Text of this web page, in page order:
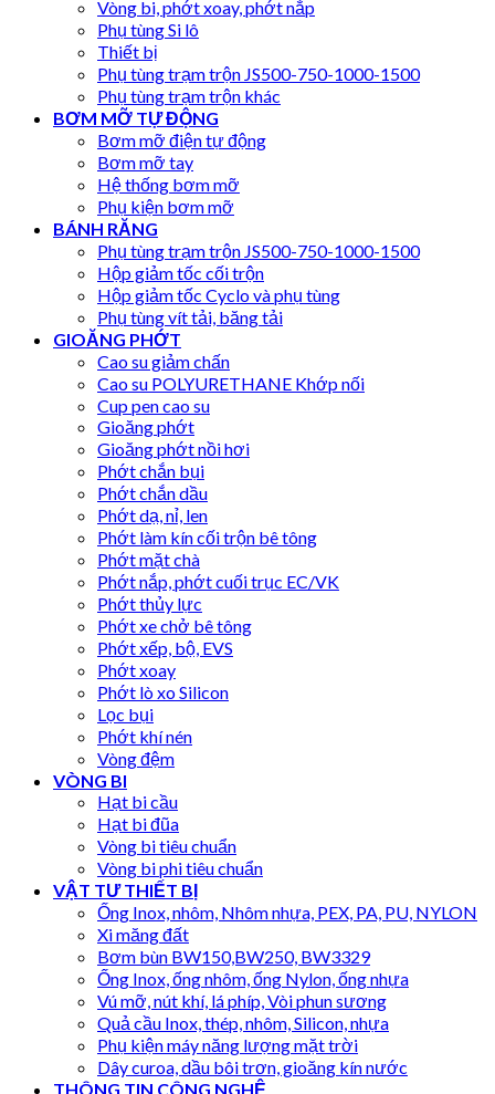
Vòng bi, phớt xoay, phớt nắp
Phụ tùng Si lô
Thiết bị
Phụ tùng trạm trộn JS500-750-1000-1500
Phụ tùng trạm trộn khác
BƠM MỠ TỰ ĐỘNG
Bơm mỡ điện tự động
Bơm mỡ tay
Hệ thống bơm mỡ
Phụ kiện bơm mỡ
BÁNH RĂNG
Phụ tùng trạm trộn JS500-750-1000-1500
Hộp giảm tốc cối trộn
Hộp giảm tốc Cyclo và phụ tùng
Phụ tùng vít tải, băng tải
GIOĂNG PHỚT
Cao su giảm chấn
Cao su POLYURETHANE Khớp nối
Cup pen cao su
Gioăng phớt
Gioăng phớt nồi hơi
Phớt chắn bụi
Phớt chắn dầu
Phớt dạ, nỉ, len
Phớt làm kín cối trộn bê tông
Phớt mặt chà
Phớt nắp, phớt cuối trục EC/VK
Phớt thủy lực
Phớt xe chở bê tông
Phớt xếp, bộ, EVS
Phớt xoay
Phớt lò xo Silicon
Lọc bụi
Phớt khí nén
Vòng đệm
VÒNG BI
Hạt bi cầu
Hạt bi đũa
Vòng bi tiêu chuẩn
Vòng bi phi tiêu chuẩn
VẬT TƯ THIẾT BỊ
Ống Inox, nhôm, Nhôm nhựa, PEX, PA, PU, NYLON
Xi măng đất
Bơm bùn BW150,BW250, BW3329
Ống Inox, ống nhôm, ống Nylon, ống nhựa
Vú mỡ, nút khí, lá phíp, Vòi phun sương
Quả cầu Inox, thép, nhôm, Silicon, nhựa
Phụ kiện máy năng lượng mặt trời
Dây curoa, dầu bôi trơn, gioăng kín nước
THÔNG TIN CÔNG NGHỆ